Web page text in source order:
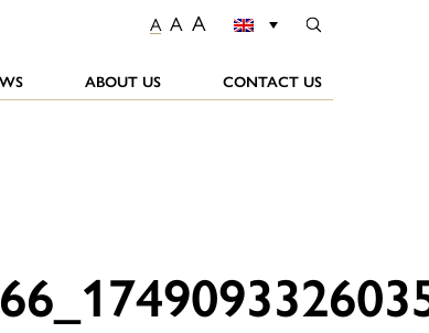
A A A
CONTACT US
ABOUT US